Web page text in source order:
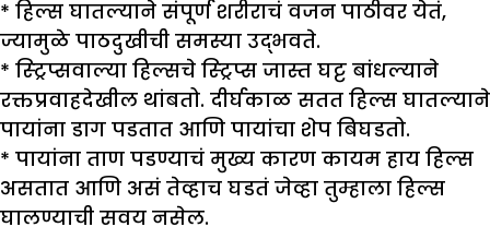
* हिल्स घातल्याने संपूर्ण शरीराचं वजन पाठीवर येतं,
ज्यामुळे पाठदुखीची समस्या उद्भवते.
* स्ट्रिप्सवाल्या हिल्सचे स्ट्रिप्स जास्त घट्ट बांधल्याने
रक्तप्रवाहदेखील थांबतो. दीर्घकाळ सतत हिल्स घातल्याने
पायांना डाग पडतात आणि पायांचा शेप बिघडतो.
* पायांना ताण पडण्याचं मुख्य कारण कायम हाय हिल्स
असतात आणि असं तेव्हाच घडतं जेव्हा तुम्हाला हिल्स
घालण्याची सवय नसेल.